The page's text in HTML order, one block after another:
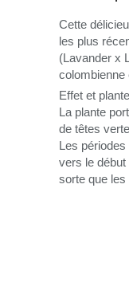
Cette
les plus
(Lavander x
Effet et plante
La plante
de têtes
Les périodes
vers le
sorte que